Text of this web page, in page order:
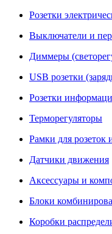
Розетки
Выключатели и
Диммеры
USB розетки
Розетки
Терморегуляторы
Рамки для розеток
Датчики движения
Аксессуары и
Блоки
Коробки